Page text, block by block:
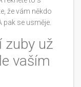
že vám někdo
pak se usměje.
zuby už
vaším